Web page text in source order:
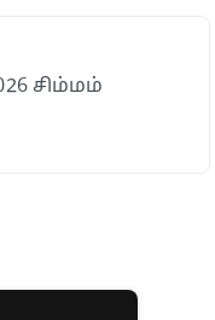
சிம்மம்